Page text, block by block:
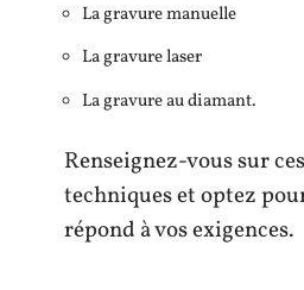
La gravure manuelle
La gravure laser
La gravure au diamant.
Renseignez-vous sur
techniques et optez
répond à vos exigences.